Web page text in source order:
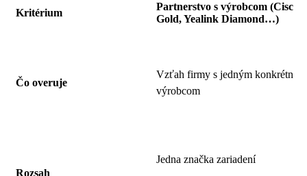
Kritérium
Partnerstvo s výrobcom (Cisco
Gold, Yealink Diamond…)
Čo overuje
Vzťah firmy s jedným konkrétnym
výrobcom
Rozsah
Jedna značka zariadení